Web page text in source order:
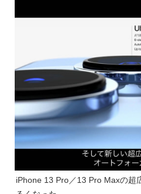
iPhone 13 Pro／13 Pro Maxの超